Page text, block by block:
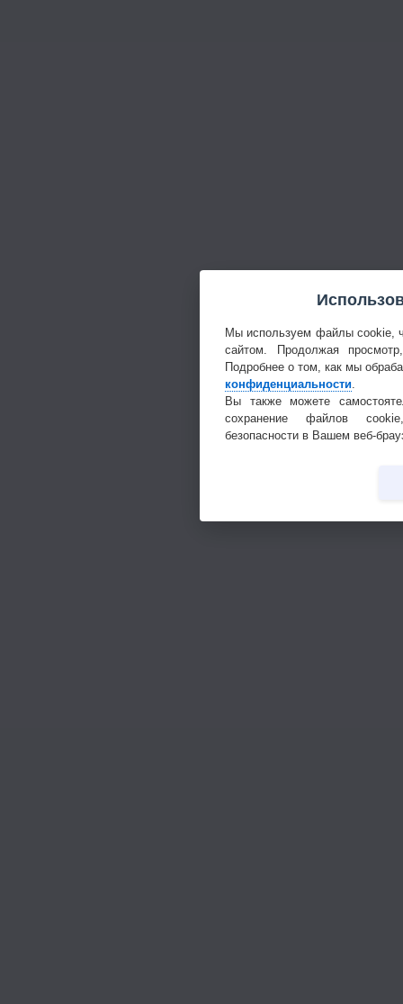
Мы используем файлы cookie,
сайтом. Продолжая
Подробнее о том, как мы
конфиденциальности
Вы также можете
сохранение файлов
безопасности в Вашем веб-